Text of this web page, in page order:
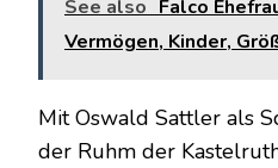
See also Falco
Vermögen, Kinder,
Mit Oswald Sattler als
der Ruhm der